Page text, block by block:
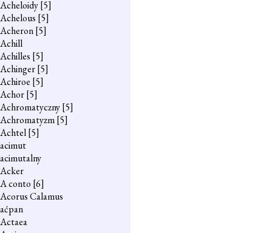
Acheloidy[5]
Achelous [5]
Acheron[5]
Achill
Achilles [5]
Achinger[5]
Achiroe [5]
Achor[5]
Achromatyczny[5]
Achromatyzm[5]
Achtel[5]
acimut
acimutalny
Acker
A conto [6]
Acorus Calamus
aćpan
Actaea